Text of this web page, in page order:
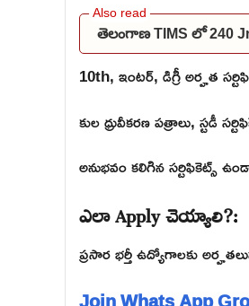
తెలంగాణ TIMS లో 240
10th, ఇంటర్, డిగ్రీ అర్హత
కుల ధ్రువీకరణ పత్రాలు, స్టడీ
అనుభవం కలిగిన సర్టిఫికెట్స్
ఎలా Apply చెయ్యాలి?:
ప్రసార భర్తీ ఉద్యోగాలకు